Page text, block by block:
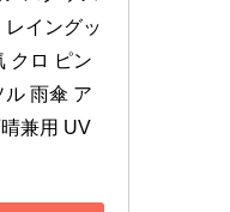
イングッ
クロ ピン
ル 雨傘 ア
兼用 UV